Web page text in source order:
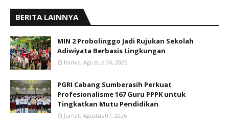
BERITA LAINNYA
MIN 2 Probolinggo Jadi Rujukan Sekolah
Adiwiyata Berbasis Lingkungan
Kamis, Agustus 06, 2026
PGRI Cabang Sumberasih Perkuat
Profesionalisme 167 Guru PPPK untuk
Tingkatkan Mutu Pendidikan
Jumat, Agustus 07, 2026